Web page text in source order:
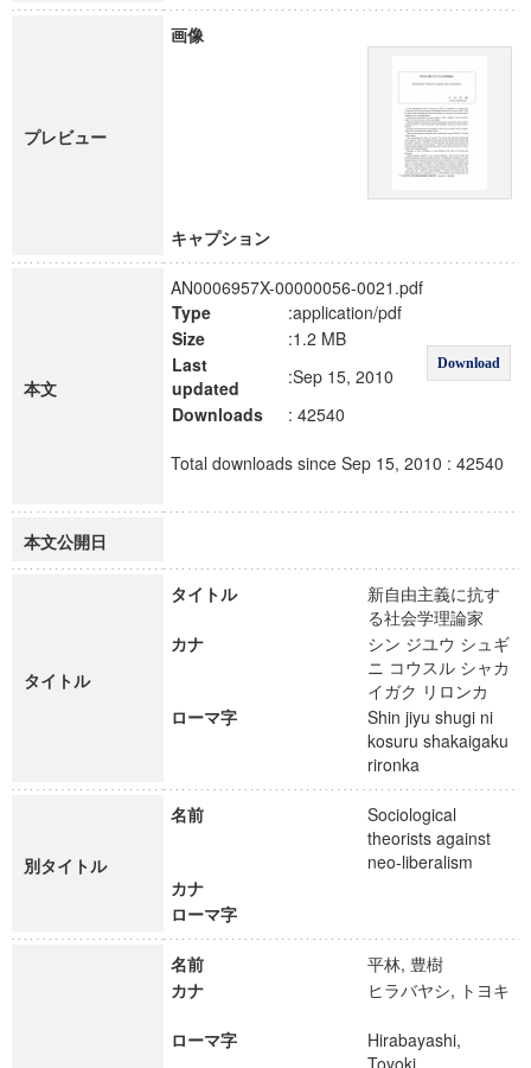
プレビュー
画像
キャプション
本文
AN0006957X-00000056-0021.pdf
Type
:application/pdf
Download
Size
:1.2 MB
Last
updated
:Sep 15, 2010
Downloads
: 42540
Total downloads since Sep 15, 2010 : 42540
本文公開日
タイトル
タイトル
新自由主義に抗す
る社会学理論家
カナ
シン ジユウ シュギ
ニ コウスル シャカ
イガク リロンカ
ローマ字
Shin jiyu shugi ni
kosuru shakaigaku
rironka
別タイトル
名前
Sociological
theorists against
neo-liberalism
カナ
ローマ字
名前
平林, 豊樹
カナ
ヒラバヤシ, トヨキ
ローマ字
Hirabayashi,
Toyoki